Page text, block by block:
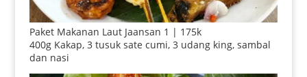
Paket Makanan Laut Jaansan 1 | 175k
400g Kakap, 3 tusuk sate cumi, 3 udang king, sambal
dan nasi